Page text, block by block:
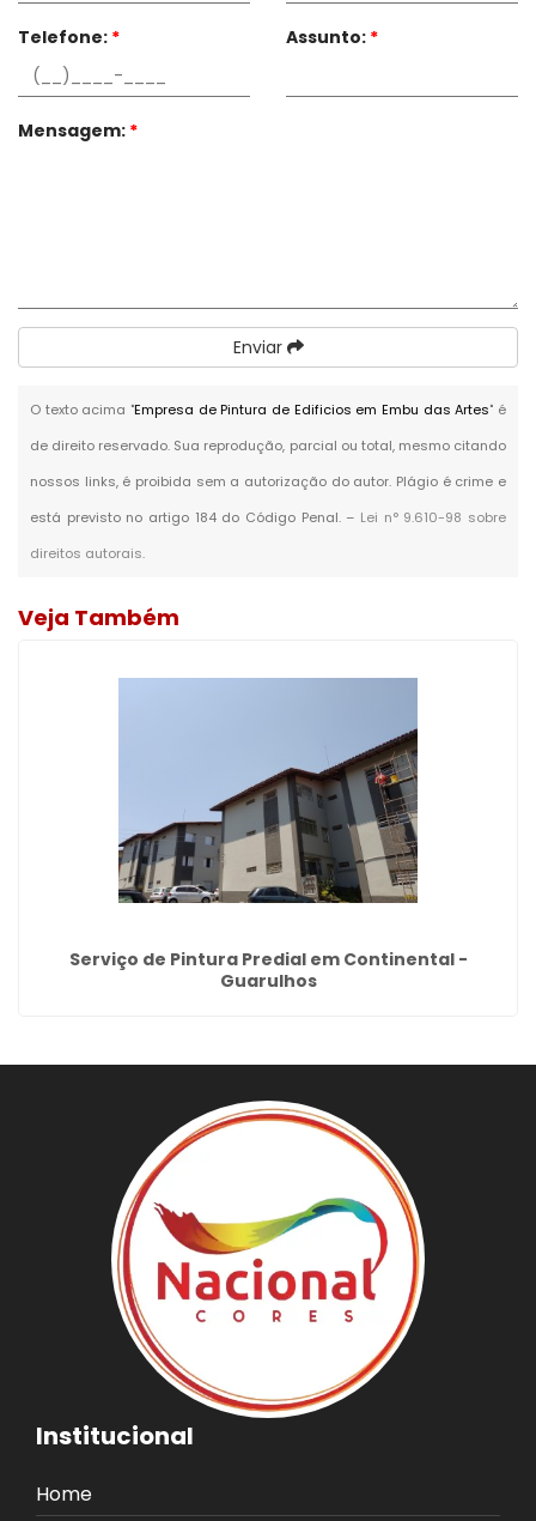
Telefone: * Assunto: *
Mensagem: *
Enviar
O texto acima "Empresa de Pintura de Edificios em Embu das Artes" é
de direito reservado. Sua reprodução, parcial ou total, mesmo citando
nossos links, é proibida sem a autorização do autor. Plágio é crime e
está previsto no artigo 184 do Código Penal. – Lei n° 9.610-98 sobre
direitos autorais.
Veja Também
Serviço de Pintura Predial em Continental -
Guarulhos
Institucional
Home